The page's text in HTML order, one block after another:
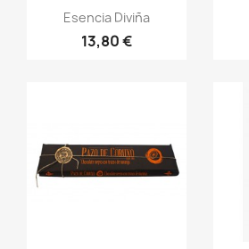
Vista rápida
Esencia Diviña
13,80 €